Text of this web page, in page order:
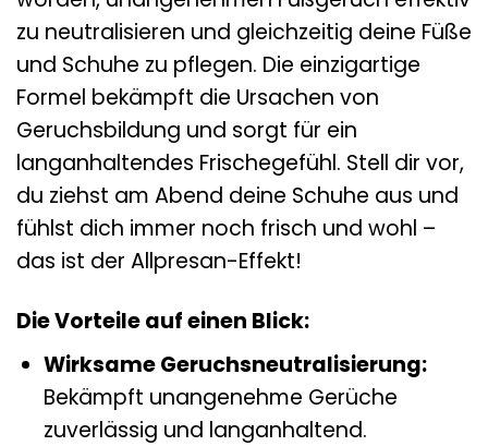
zu neutralisieren und gleichzeitig deine Füße
und Schuhe zu pflegen. Die einzigartige
Formel bekämpft die Ursachen von
Geruchsbildung und sorgt für ein
langanhaltendes Frischegefühl. Stell dir vor,
du ziehst am Abend deine Schuhe aus und
fühlst dich immer noch frisch und wohl –
das ist der Allpresan-Effekt!
Die Vorteile auf einen Blick:
Wirksame Geruchsneutralisierung:
Bekämpft unangenehme Gerüche
zuverlässig und langanhaltend.